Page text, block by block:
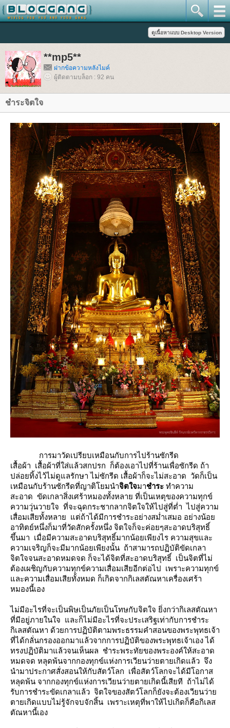
**mp5**
ฝากข้อความหลังไมค์
ผู้ติดตามบล็อก : 92 คน
ชำระจิตใจ
การมาวัดเปรียบเหมือนกับการไปร้านซักรีด
เสื้อผ้า เสื้อผ้าที่ใส่แล้วสกปรก ก็ต้องเอาไปที่ร้านเพื่อซักรีด ถ้า
ปล่อยทิ้งไว้ไม่ดูแลรักษา ไม่ซักรีด เสื้อผ้าก็จะไม่สะอาด วัดก็เป็น
เหมือนกับร้านซักรีดที่ญาติโยมนำจิตใจมาชำระ ทำความ
สะอาด ขัดเกลาสิ่งเศร้าหมองทั้งหลาย ที่เป็นเหตุของความทุกข์
ความวุ่นวายใจ ที่จะฉุดกระชากลากจิตใจให้ไปสู่ที่ต่ำ ไปสู่ความ
เสื่อมเสียทั้งหลาย แต่ถ้าได้มีการชำระอย่างสม่ำเสมอ อย่างน้อ
อาทิตย์หนึ่งก็มาที่วัดสักครั้งหนึ่ง จิตใจก็จะค่อยๆสะอาดบริสุทธิ์
ขึ้นมา เมื่อมีความสะอาดบริสุทธิ์มากน้อยเพียงไร ความสุขและ
ความเจริญก็จะมีมากน้อยเพียงนั้น ถ้าสามารถปฏิบัติขัดเกลา
จิตใจจนสะอาดหมดจด ก็จะได้จิตที่สะอาดบริสุทธิ์ เป็นจิตที่ไม่
ต้องเผชิญกับความทุกข์ความเสื่อมเสียอีกต่อไป เพราะความทุกข์
ละความเสื่อมเสียทั้งหมด ก็เกิดจากกิเลสตัณหาเครื่องเศร้า
หมองนี้เอง
ไม่มีอะไรที่จะเป็นพิษเป็นภัยเป็นโทษกับจิตใจ ยิ่งกว่ากิเลสตัณหา
ที่มีอยู่ภายในใจ และก็ไม่มีอะไรที่จะประเสริฐเท่ากับการชำระ
กิเลสตัณหา ด้วยการปฏิบัติตามพระธรรมคำสอนของพระพุทธเจ้า
ที่ได้กลั่นกรองออกมาแล้วจากการปฏิบัติของพระพุทธเจ้าเอง ได้
ทรงปฏิบัติมาแล้วจนเห็นผล ชำระพระทัยของพระองค์ให้สะอาด
หมดจด หลุดพ้นจากกองทุกข์แห่งการเวียนว่ายตายเกิดแล้ว จึง
นำมาประกาศสั่งสอนให้กับสัตว์โลก เพื่อสัตว์โลกจะได้มีโอกาส
หลุดพ้น จากกองทุกข์แห่งการเวียนว่ายตายเกิดนี้เสียที ถ้าไม่ได้
รับการชำระขัดเกลาแล้ว จิตใจของสัตว์โลกก็ยังจะต้องเวียนว่า
ตายเกิดแบบไม่รู้จักจบจักสิ้น เพราะเหตุที่พาให้ไปเกิดก็คือกิเลส
ตัณหานี้เอง